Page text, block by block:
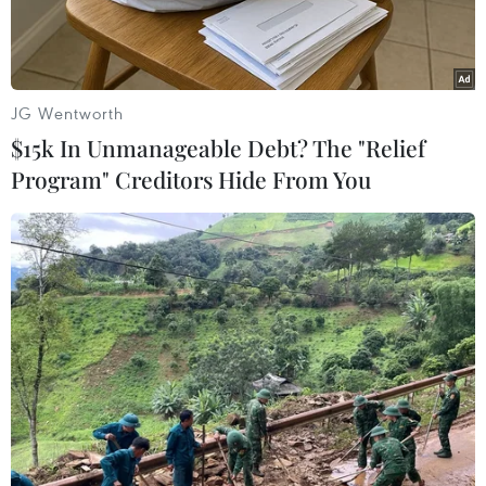
chuyên gia hạt nhân vềnhững vi phạm của Cộng
hòa Dân chủ Nhân dân Triều Tiên đối với lệnh
trừng phạtcủa Liên hợp quốc.
Hội đồng Bảo an, Đại sứ Bồ Đào Nhatại Liên hợp
quốc Jose Filipe Moraes Cabral cho biết "vẫn
chưa có sự đồng thuậnvề việc công khai bản
báo cáo về các vi phạm của Triều Tiên đối với
các biệnpháp trừng phạt của Liên hợp quốc" khi
văn kiện này được trình lên Hội đồng Bảoan
ngày 13/5 vừa qua.
Trong khi đó, các nguồn tin ngoại giao cho biết,
Đại sứ Trung Quốc tại Liên hợpquốc Lý Bảo
Đông đã yêu cầu có thêm thời gian để xem xét
JG Wentworth
$15k In Unmanageable Debt? The "Relief
Program" Creditors Hide From You